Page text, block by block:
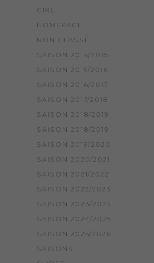
GIRL
HOMEPAGE
NON CLASSÉ
SAISON 2014/2015
SAISON 2015/2016
SAISON 2016/2017
SAISON 2017/2018
SAISON 2018/2019
SAISON 2018/2019
SAISON 2019/2020
SAISON 2020/2021
SAISON 2021/2022
SAISON 2022/2023
SAISON 2023/2024
SAISON 2024/2025
SAISON 2025/2026
SAISONS